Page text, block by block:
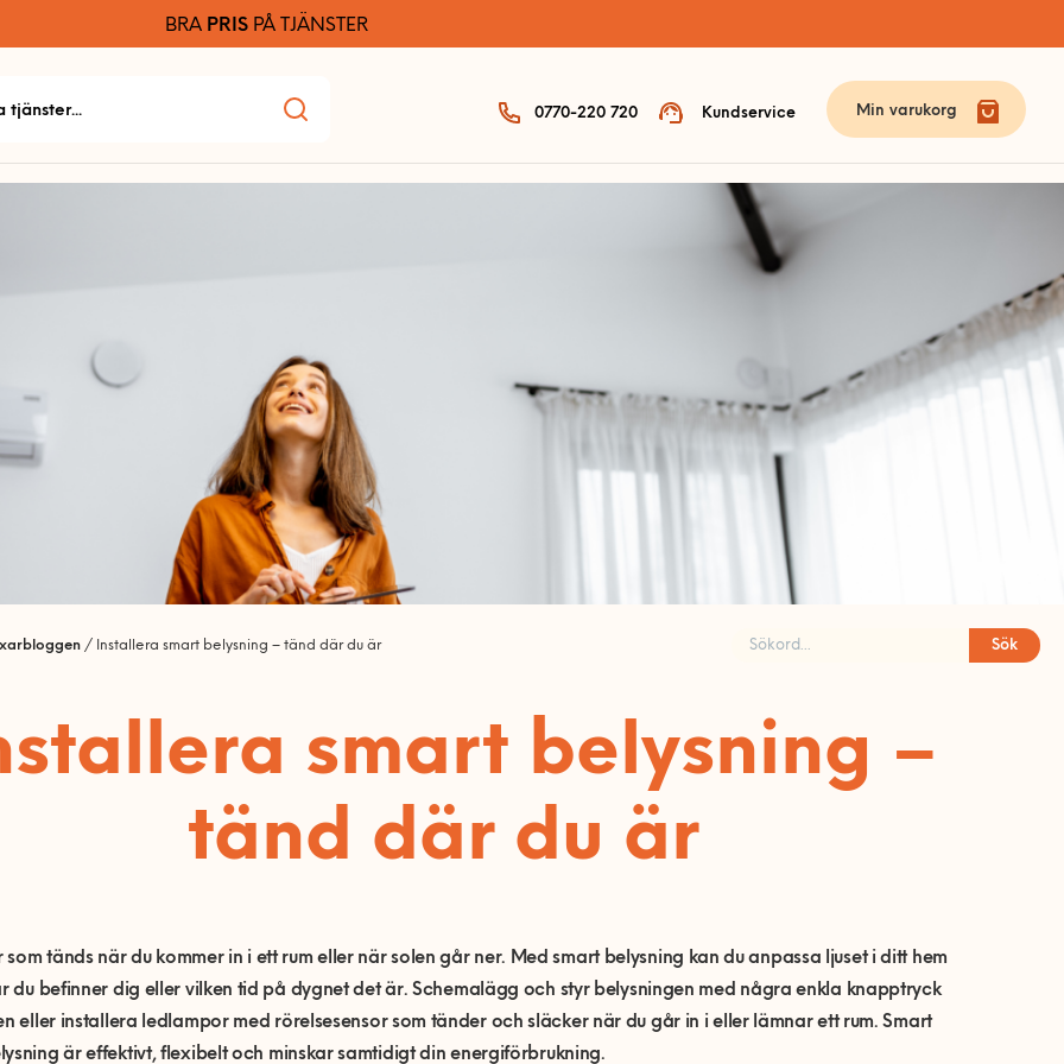
BRA PRISPÅ TJÄNSTER
0770-220 720 Kundservice Min varukorg
/ Installera smart belysning – tänd där du är Sök
smart belysning –
tänd där du är
som tänds när du kommer in i ett rum eller när solen går ner. Medsmart belysning kan du anpassa ljuset i ditt hem
du befinner dig eller vilken tid på dygnet det är.Schemalägg och styr belysningen med några enkla knapptryck
eller installera ledlampormed rörelsesensorsom tänder och släcker när du går in i eller lämnar ett rum. Smart
är effektivt, flexibelt och minskar samtidigt din energiförbrukning.